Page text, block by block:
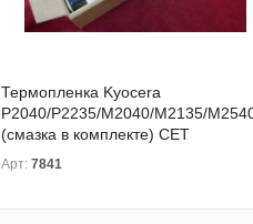
Термопленка Kyocera
P2040/P2235/M2040/M2135/
(смазка в комплекте) CET
Арт: 7841